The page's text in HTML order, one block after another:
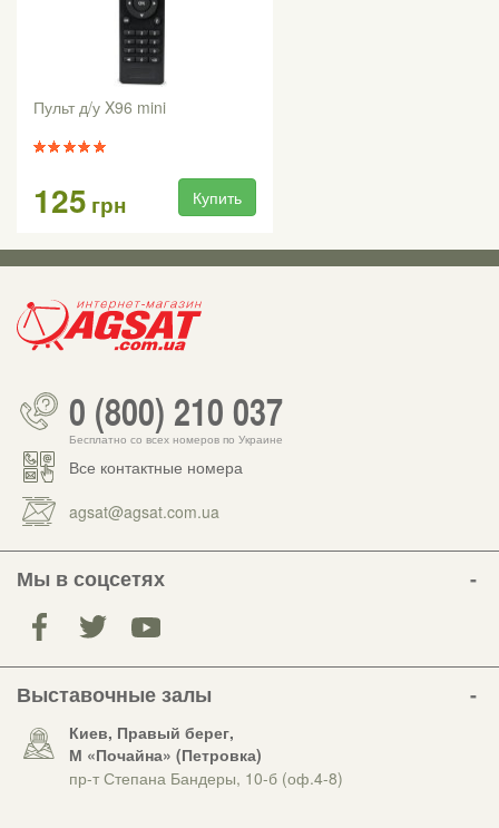
Пульт д/у X96 mini
125 грн Купить
0 (800) 210 037
Бесплатно со всех номеров по Украине
Все контактные номера
agsat@agsat.com.ua
Мы в соцсетях
Выставочные залы
Киев, Правый берег,
М «Почайна» (Петровка)
пр-т Степана Бандеры, 10-б (оф.4-8)